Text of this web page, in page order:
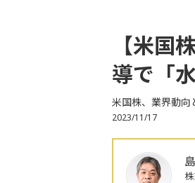
【米国
導で「
米国株、業界動向
2023/11/17